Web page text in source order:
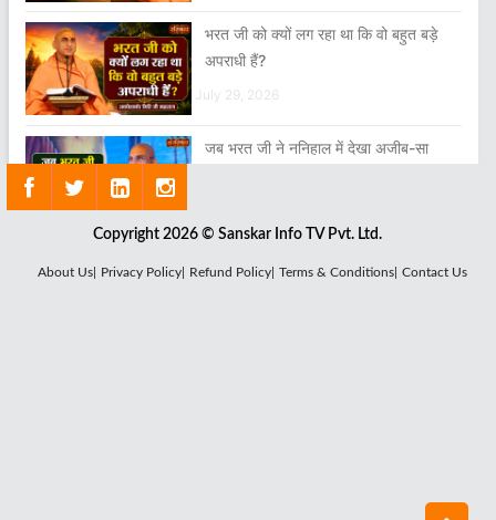
भरत जी को क्यों लग रहा था कि वो बहुत बड़े
अपराधी हैं?
July 29, 2026
जब भरत जी ने ननिहाल में देखा अजीब-सा
आपके नेत्र आपका परिचय देते हैं
Copyright 2026 © Sanskar Info TV Pvt. Ltd.
About Us| Privacy Policy| Refund Policy| Terms & Conditions| Contact Us